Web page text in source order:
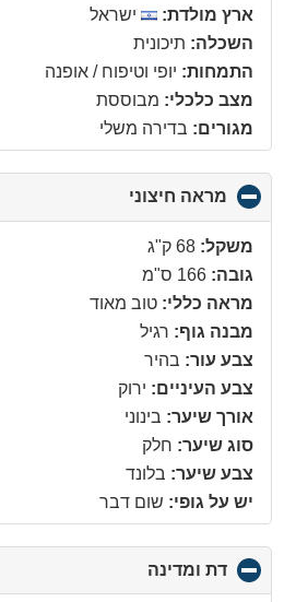
ארץ מולדת:
ישראל
השכלה: תיכונית
התמחות: יופי וטיפוח / אופנה
מצב כלכלי: מבוססת
מגורים: בדירה משלי
מראה חיצוני
to
משקל: 68 ק"ג
גובה: 166 ס"מ
מראה כללי: טוב מאוד
מבנה גוף: רגיל
צבע עור: בהיר
צבע העיניים: ירוק
אורך שיער: בינוני
סוג שיער: חלק
צבע שיער: בלונד
יש על גופי: שום דבר
דת ומדינה
to